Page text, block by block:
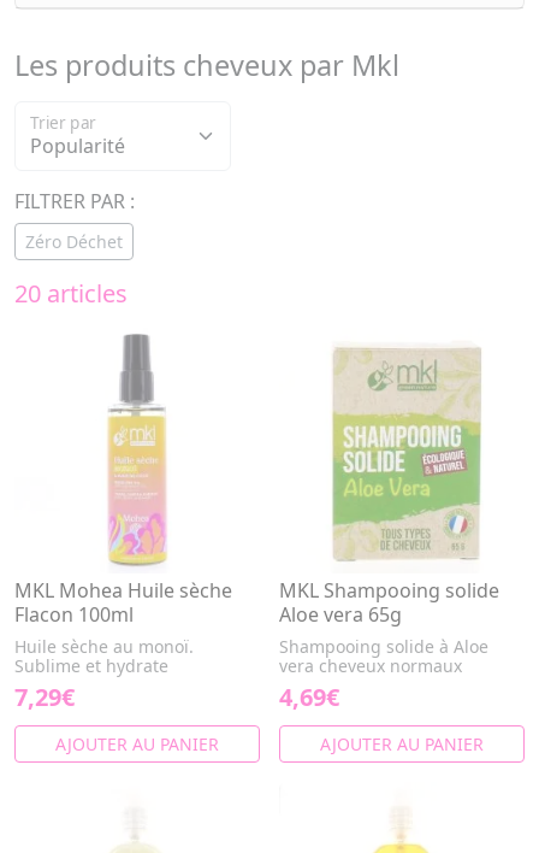
Les produits cheveux par Mkl
Trier par
FILTRER PAR :
Zéro Déchet
20 articles
MKL Mohea Huile sèche
Flacon 100ml
Huile sèche au monoï.
Sublime et hydrate
7,29€
AJOUTER AU PANIER
MKL Shampooing solide
Aloe vera 65g
Shampooing solide à Aloe
vera cheveux normaux
4,69€
AJOUTER AU PANIER